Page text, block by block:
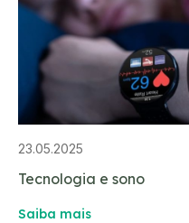
23.05.2025
Tecnologia e sono
Saiba mais